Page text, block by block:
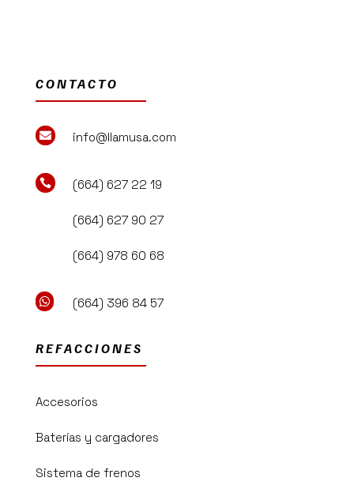
CONTACTO
 info@llamusa.com
 (664) 627 22 19
(664) 627 90 27
(664) 978 60 68
 (664) 396 84 57
REFACCIONES
Accesorios
Baterías y cargadores
Sistema de frenos